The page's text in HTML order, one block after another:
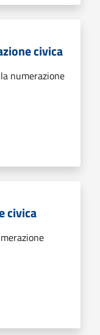
civica
numerazione
civica